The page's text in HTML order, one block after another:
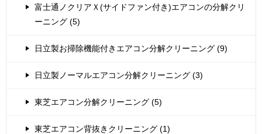
富士通ノクリアＸ(サイドファン付き)エアコンの分解クリ
ーニング (5)
日立製お掃除機能付きエアコン分解クリーニング (9)
日立製ノーマルエアコン分解クリーニング (3)
東芝エアコン分解クリーニング (5)
東芝エアコン背抜きクリーニング (1)